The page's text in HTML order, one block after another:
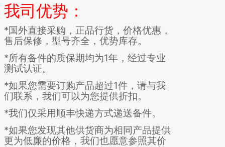
我司优势：
*国外直接采购，正品行货，价格优惠，
售后保修，型号齐全，优势库存。
*所有备件的质保期均为1年，经过专业
测试认证。
*如果您需要订购产品超过1件，请与我
们联系，我们可以为您提供折扣。
*我们仅采用顺丰快递方式递送备件。
*如果您发现其他供货商为相同产品提供
更为低廉的价格，我们也愿意参照其价